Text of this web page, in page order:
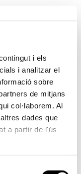
i els
i analitzar el
sobre
de mitjans
col·laborem. Al
dades que
a partir de l'ús
per retindre
formació permanent;
amb
llocs.
social, ha
del programa de
un major nivell
o relacionat amb
dos mòduls: el